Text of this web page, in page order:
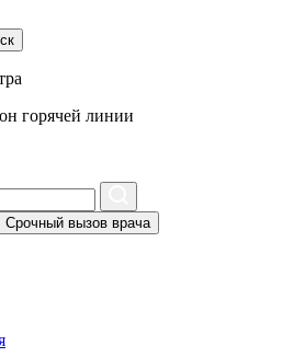
горячей линии
Срочный вызов врача